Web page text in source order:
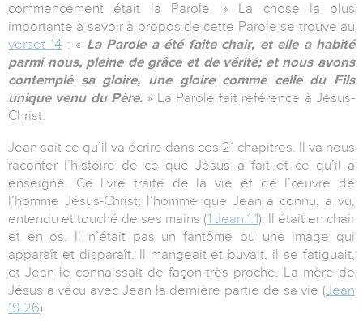
commencement était la Parole. » La chose la plus
importante à savoir à propos de cette Parole se trouve au
verset 14 : « La Parole a été faite chair, et elle a habité
parmi nous, pleine de grâce et de vérité; et nous avons
contemplé sa gloire, une gloire comme celle du Fils
unique venu du Père. » La Parole fait référence à Jésus-
Christ.
Jean sait ce qu’il va écrire dans ces 21 chapitres. Il va nous
raconter l’histoire de ce que Jésus a fait et ce qu’il a
enseigné. Ce livre traite de la vie et de l’œuvre de
l’homme Jésus-Christ; l’homme que Jean a connu, a vu,
entendu et touché de ses mains (1 Jean 1.1). Il était en chair
et en os. Il n’était pas un fantôme ou une image qui
apparaît et disparaît. Il mangeait et buvait, il se fatiguait,
et Jean le connaissait de façon très proche. La mère de
Jésus a vécu avec Jean la dernière partie de sa vie (Jean
19.26).